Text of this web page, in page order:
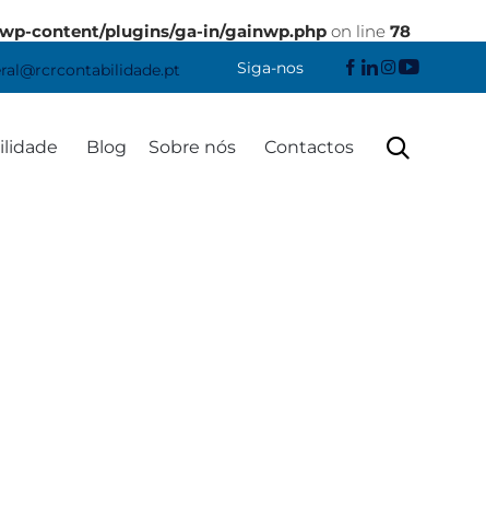
content/plugins/ga-in/gainwp.php on line 78
Siga-nos
Blog Sobre nós Contactos 